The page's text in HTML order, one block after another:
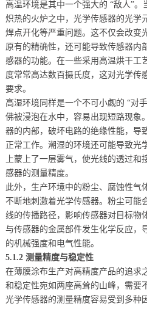
高温环境是其中一个强大的 “敌人”
炽热的火炉之中，光学传感器的光学
焊点开化等严重问题。这不仅会改变
原有的精确性，还可能导致传感器内
感器的功能。在一些采用高温烘干工
度常常高达数百摄氏度，这对光学传
要求。
高湿环境同样是一个不可小觑的 “对
佛被浸泡在水中，容易出现短路现象
器的内部，破坏电路的绝缘性能，导
正常工作。潮湿的环境还可能导致光
上蒙上了一层雾气，使光线的透过
感器的测量精度。
此外，生产环境中的粉尘、腐蚀性气
不断地刺激着光学传感器。粉尘可能
线的传播路径，影响传感器对目标物
与传感器的金属部件发生化学反应，
的机械强度和电气性能。
5.1.2 测量精度与稳定性
在薄膜涂布生产对高精度产品的追求
和稳定性宛如两座高耸的山峰，需要
光学传感器的测量精度容易受到多种